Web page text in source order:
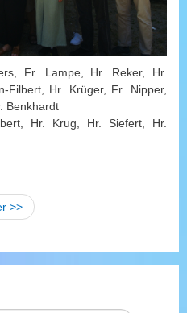
Fr. Lampe, Hr. Reker, Hr.
Filbert, Hr. Krüger, Fr. Nipper,
Benkhardt
Hr. Krug, Hr. Siefert, Hr.
>>